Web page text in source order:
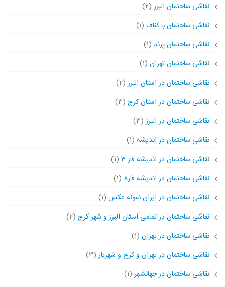
نقاشی ساختمان البرز(۲)
نقاشی ساختمان با کناف (۱)
نقاشی ساختمان پرند (۱)
نقاشی ساختمان تهران (۱)
نقاشی ساختمان در استان البرز(۲)
نقاشی ساختمان در استان کرج (۳)
نقاشی ساختمان در البرز(۳)
نقاشی ساختمان در اندیشه (۱)
نقاشی ساختمان در اندیشه فاز ۳
(۱)
نقاشی ساختمان در اندیشه فاز۸ (۱)
نقاشی ساختمان در ایران نمونه عکس (۱)
نقاشی ساختمان در تمامی استان البرز و شهر کرج (۲)
نقاشی ساختمان در تهران (۱)
نقاشی ساختمان در تهران و کرج و شهریار(۳)
نقاشی ساختمان در جهانشهر(۱)